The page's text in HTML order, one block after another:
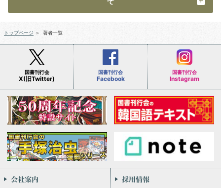
トップページ ＞ 著者一覧
国書刊行会
X(旧Twitter)
国書刊行会
Facebook
国書刊行会
Instagram
会社案内